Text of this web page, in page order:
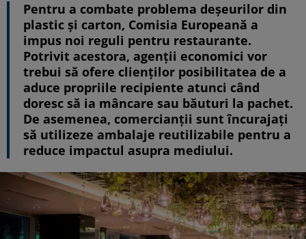
Pentru a combate problema deșeurilor din
plastic și carton, Comisia Europeană a
impus noi reguli pentru restaurante.
Potrivit acestora, agenții economici vor
trebui să ofere clienților posibilitatea de a
aduce propriile recipiente atunci când
doresc să ia mâncare sau băuturi la pachet.
De asemenea, comercianții sunt încurajați
să utilizeze ambalaje reutilizabile pentru a
reduce impactul asupra mediului.